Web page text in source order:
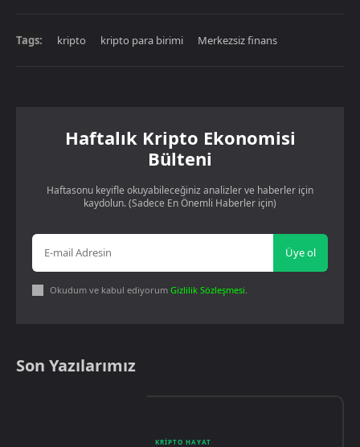
Tags: kripto kripto para birimi Merkezsiz finans
Haftalık Kripto Ekonomisi
Bülteni
Haftasonu keyifle okuyabileceğiniz analizler ve haberler için
kaydolun. (Sadece En Önemli Haberler için)
Üye ol
Okudum ve kabul ediyorum Gizlilik Sözleşmesi.
Son Yazılarımız
KRIPTO HAYAT